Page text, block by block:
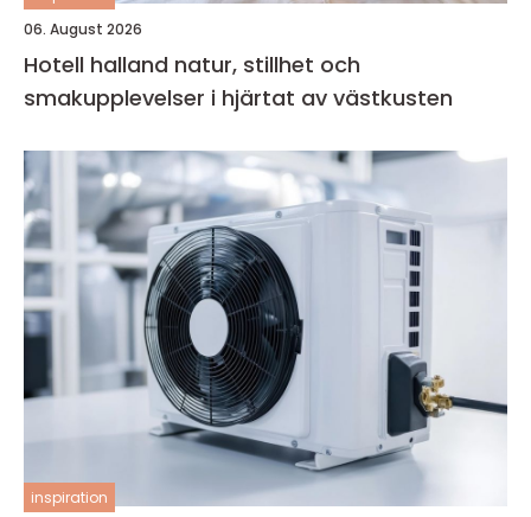
06. August 2026
Hotell halland natur, stillhet och
smakupplevelser i hjärtat av västkusten
inspiration